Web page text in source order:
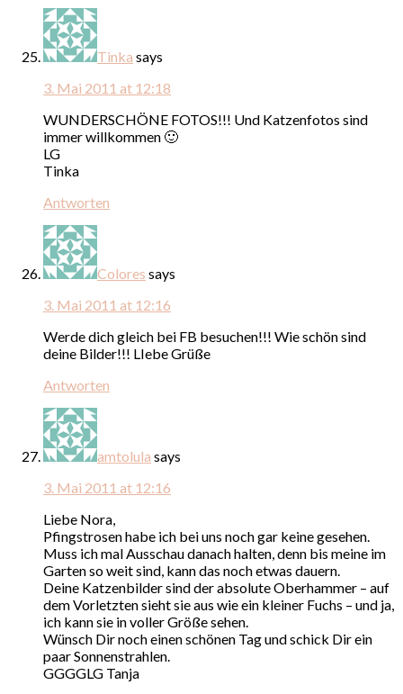
Tinka says
3. Mai 2011 at 12:18
WUNDERSCHÖNE FOTOS!!! Und Katzenfotos sind
immer willkommen 🙂
LG
Tinka
Antworten
Colores says
3. Mai 2011 at 12:16
Werde dich gleich bei FB besuchen!!! Wie schön sind
deine Bilder!!! LIebe Grüße
Antworten
amtolula says
3. Mai 2011 at 12:16
Liebe Nora,
Pfingstrosen habe ich bei uns noch gar keine gesehen.
Muss ich mal Ausschau danach halten, denn bis meine im
Garten so weit sind, kann das noch etwas dauern.
Deine Katzenbilder sind der absolute Oberhammer – auf
dem Vorletzten sieht sie aus wie ein kleiner Fuchs – und ja,
ich kann sie in voller Größe sehen.
Wünsch Dir noch einen schönen Tag und schick Dir ein
paar Sonnenstrahlen.
GGGGLG Tanja